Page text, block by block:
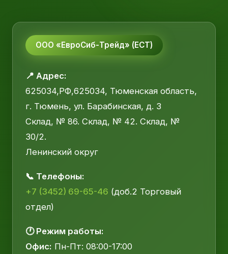
ООО «ЕвроСиб-Трейд» (ЕСТ)
📍 Адрес:
625034,РФ,625034, Тюменская область,
г. Тюмень, ул. Барабинская, д. 3
Склад, № 86. Склад, № 42. Склад, №
30/2.
Ленинский округ
📞 Телефоны:
+7 (3452) 69-65-46 (доб.2 Торговый
отдел)
🕐 Режим работы:
Офис: Пн-Пт: 08:00-17:00